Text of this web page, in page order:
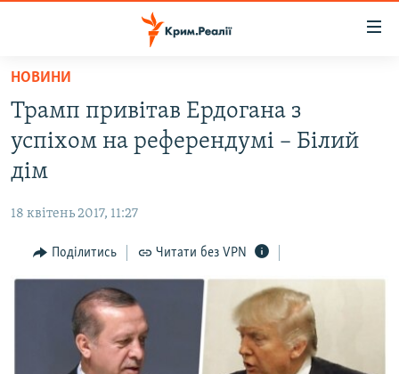
Перейти
основного
матеріалу
Перейти
до
основної
Перейти
ВОДА.КРИМ
ВІДЕО ТА ФОТО
БЛОГИ
ПОГЛЯД
ВСЕ ЗА ДЕНЬ
СПЕЦПРОЕКТИ
НОВИНИ
Трамп привітав Ердогана з
успіхом на референдумі – Білий
дім
18 квітень 2017, 11:27
Поділитись Читати без VPN